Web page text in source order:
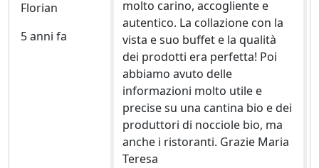
Florian
5 anni fa
molto carino, accogliente e
autentico. La collazione con la
vista e suo buffet e la qualità
dei prodotti era perfetta! Poi
abbiamo avuto delle
informazioni molto utile e
precise su una cantina bio e dei
produttori di nocciole bio, ma
anche i ristoranti. Grazie Maria
Teresa